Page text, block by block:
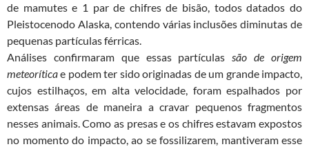
de mamutes e 1 par de chifres de bisão, todos datados do
Pleistocenodo Alaska, contendo várias inclusões diminutas de
pequenas partículas férricas.
Análises confirmaram que essas partículassão de origem
meteoríticae podem ter sido originadas de um grande impacto,
cujos estilhaços, em alta velocidade, foram espalhados por
extensas áreas de maneira a cravar pequenos fragmentos
nesses animais. Como as presas e os chifres estavam expostos
no momento do impacto, ao se fossilizarem, mantiveram esse